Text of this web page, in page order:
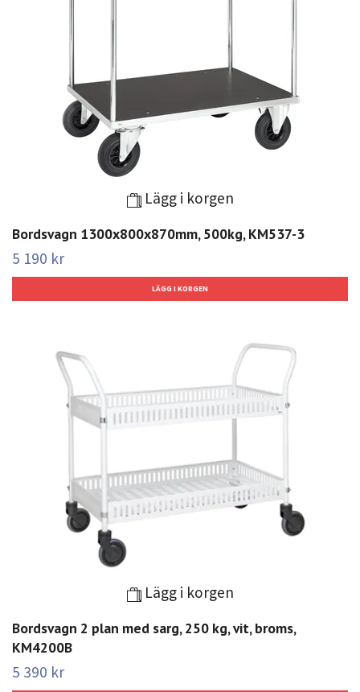
Lägg i korgen
Bordsvagn 1300x800x870mm, 500kg, KM537-3
5 190 kr
Lägg i korgen
Bordsvagn 2 plan med sarg, 250 kg, vit, broms,
KM4200B
5 390 kr